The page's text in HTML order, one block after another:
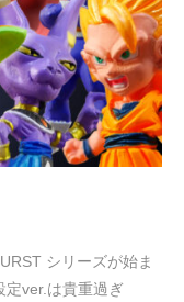
シリーズが始ま
ver.は貴重過ぎ